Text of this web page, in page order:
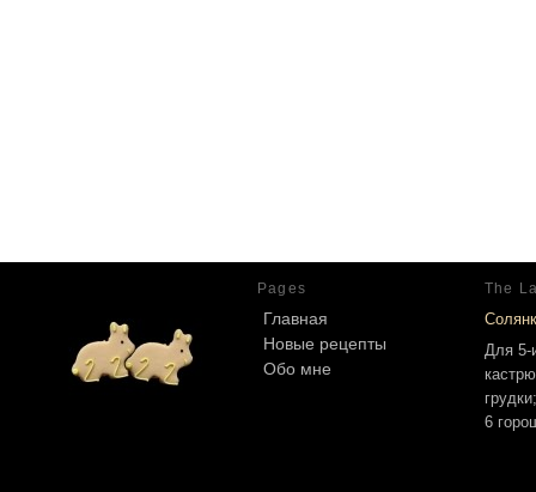
Pages
Главная
Новые рецепты
Обо мне
The
Для 5-
6